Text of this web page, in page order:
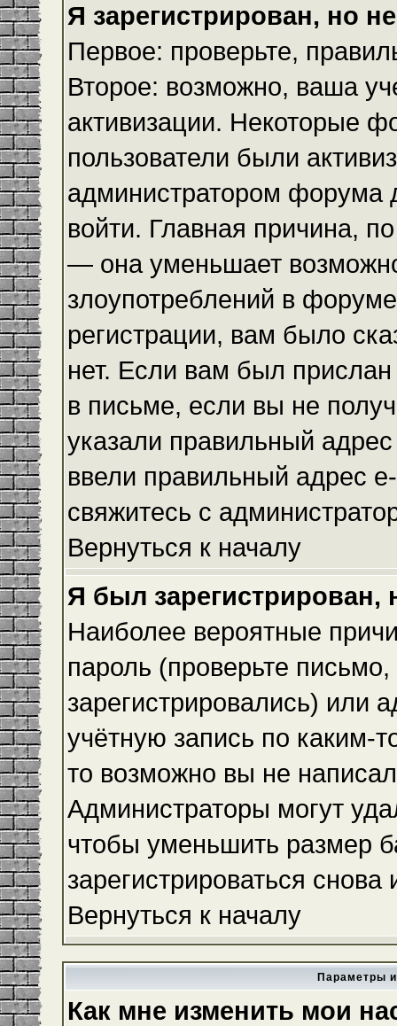
Я зарегистрирован, но
Первое: проверьте,
Второе: возможно, ваша
активизации. Некоторые
пользователи были
администратором форума
войти. Главная причина,
— она уменьшает
злоупотреблений в
регистрации, вам было
нет. Если вам был
в письме, если вы не
указали правильный
ввели правильный адрес
свяжитесь с
Вернуться к началу
Я был зарегистрирован,
Наиболее вероятные
пароль (проверьте
зарегистрировались) или
учётную запись по каким-
то возможно вы не
Администраторы могут
чтобы уменьшить размер
зарегистрироваться
Вернуться к началу
Параметры
Как мне изменить мои